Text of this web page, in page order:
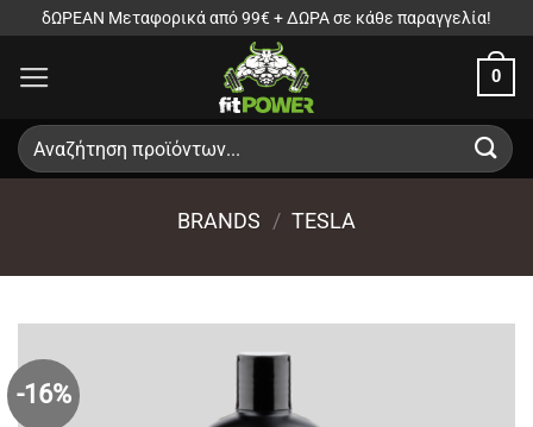
Μετάβαση
περιεχόμενο
δΩΡΕΑΝ Μεταφορικά από 99€ + ΔΩΡΑ σε κάθε παραγγελία!
0
Αναζήτηση
για:
BRANDS / TESLA
-16%